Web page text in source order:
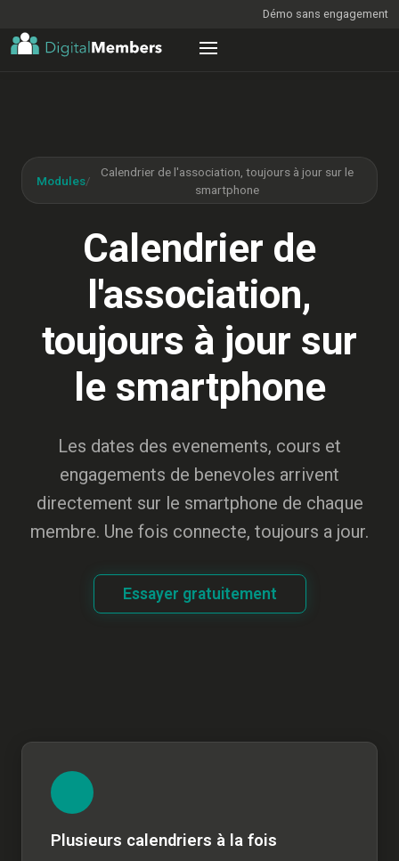
Démo sans engagement
Modules/
Calendrier de l'association, toujours à jour sur le
smartphone
Calendrier de
l'association,
toujours à jour sur
le smartphone
Les dates des evenements, cours et
engagements de benevoles arrivent
directement sur le smartphone de chaque
membre. Une fois connecte, toujours a jour.
Essayer gratuitement
Plusieurs calendriers à la fois